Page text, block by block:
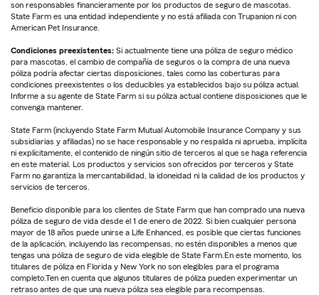
son responsables financieramente por los productos de seguro de mascotas.
State Farm es una entidad independiente y no está afiliada con Trupanion ni con
American Pet Insurance.
Condiciones preexistentes: Si actualmente tiene una póliza de seguro médico
para mascotas, el cambio de compañía de seguros o la compra de una nueva
póliza podría afectar ciertas disposiciones, tales como las coberturas para
condiciones preexistentes o los deducibles ya establecidos bajo su póliza actual.
Informe a su agente de State Farm si su póliza actual contiene disposiciones que le
convenga mantener.
State Farm (incluyendo State Farm Mutual Automobile Insurance Company y sus
subsidiarias y afiliadas) no se hace responsable y no respalda ni aprueba, implícita
ni explícitamente, el contenido de ningún sitio de terceros al que se haga referencia
en este material. Los productos y servicios son ofrecidos por terceros y State
Farm no garantiza la mercantabilidad, la idoneidad ni la calidad de los productos y
servicios de terceros.
Beneficio disponible para los clientes de State Farm que han comprado una nueva
póliza de seguro de vida desde el 1 de enero de 2022. Si bien cualquier persona
mayor de 18 años puede unirse a Life Enhanced, es posible que ciertas funciones
de la aplicación, incluyendo las recompensas, no estén disponibles a menos que
tengas una póliza de seguro de vida elegible de State Farm.En este momento, los
titulares de póliza en Florida y New York no son elegibles para el programa
completo.Ten en cuenta que algunos titulares de póliza pueden experimentar un
retraso antes de que una nueva póliza sea elegible para recompensas.